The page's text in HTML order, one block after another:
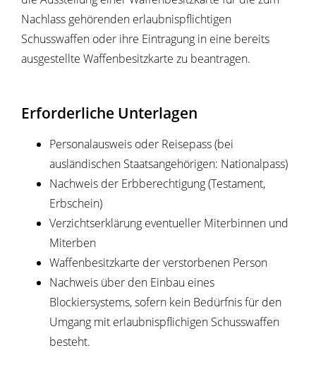
Nachlass gehörenden erlaubnispflichtigen
Schusswaffen oder ihre Eintragung in eine bereits
ausgestellte Waffenbesitzkarte zu beantragen.
Erforderliche Unterlagen
Personalausweis oder Reisepass (bei
ausländischen Staatsangehörigen: Nationalpass)
Nachweis der Erbberechtigung (Testament,
Erbschein)
Verzichtserklärung eventueller Miterbinnen und
Miterben
Waffenbesitzkarte der verstorbenen Person
Nachweis über den Einbau eines
Blockiersystems, sofern kein Bedürfnis für den
Umgang mit erlaubnispflichigen Schusswaffen
besteht.